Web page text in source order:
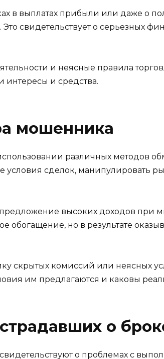
в выплатах прибыли или даже о
свидетельствует о серьезных
и неясные правила
интересы и средства.
мошенника
различных методов
условия сделок, манипулировать
высоких доходов при
обогащение, но в результате
скрытых комиссий или неясных
им предлагаются и каковы
о
о проблемах с